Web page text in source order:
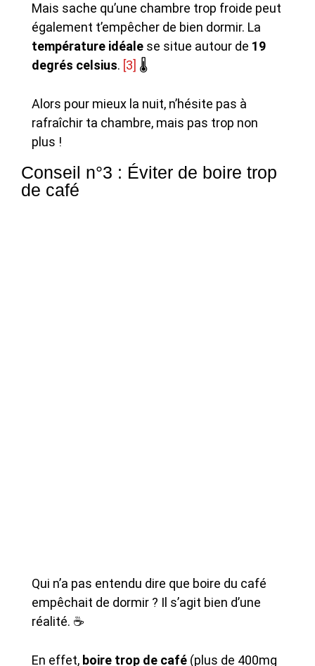
Mais sache qu’une chambre trop froide peut
également t’empêcher de bien dormir. La
température idéale se situe autour de 19
degrés celsius. [3] 🌡️
Alors pour mieux la nuit, n’hésite pas à
rafraîchir ta chambre, mais pas trop non
plus !
Conseil n°3 : Éviter de boire trop
de café
Qui n’a pas entendu dire que boire du café
empêchait de dormir ? Il s’agit bien d’une
réalité. ☕
En effet, boire trop de café (plus de 400mg